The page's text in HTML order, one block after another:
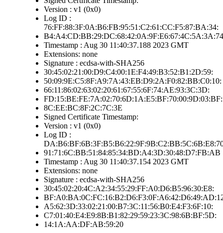
Version : v1 (0x0)
Log ID :
76:FF:88:3F:0A:B6:FB:95:51:C2:61:CC:F5:87:BA:34:
B4:A4:CD:BB:29:DC:68:42:0A:9F:E6:67:4C:5A:3A:74
Timestamp : Aug 30 11:40:37.188 2023 GMT
Extensions: none
Signature : ecdsa-with-SHA256
30:45:02:21:00:D9:C4:00:1E:F4:49:B3:52:B1:2D:59:
50:09:9E:C5:8F:A9:7A:43:EB:D9:2A:F0:82:BB:C0:10:
66:11:86:02:63:02:20:61:67:55:6F:74:AE:93:3C:3D:
FD:15:BE:FE:7A:02:70:6D:1A:E5:BF:70:00:9D:03:BF:
8C:EE:BC:8F:2C:7C:3E
Signed Certificate Timestamp:
Version : v1 (0x0)
Log ID :
91:71:6C:BB:51:84:85:34:BD:A4:3D:30:48:D7:FB:AB
Timestamp : Aug 30 11:40:37.154 2023 GMT
Extensions: none
Signature : ecdsa-with-SHA256
30:45:02:20:4C:A2:34:55:29:FF:A0:D6:B5:96:30:E8:
A5:62:3D:33:02:21:00:B7:3C:11:56:B0:E4:F3:6F:10:
C7:01:40:E4:E9:8B:B1:82:29:59:23:3C:98:6B:BF:5D:
14:1A:AA:DF:AB:59:20